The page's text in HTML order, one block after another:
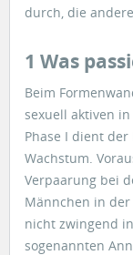
durch, die
1 Was
Beim
sexuell aktiven
Phase I dient der
Wachstum.
Verpaarung bei
Männchen in
nicht zwingend
sogenannten